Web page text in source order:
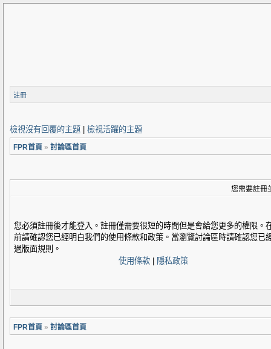
註冊
檢視沒有回覆的主題 檢視活躍的主題
FPR首頁 » 討論區首頁
您需要註冊
您必須註冊後才能登入。註冊僅需要很短的時間但是會給您更多的權限。
前請確認您已經明白我們的使用條款和政策。當瀏覽討論區時請確認您已
過版面規則。
使用條款
隱私政策
FPR首頁 » 討論區首頁